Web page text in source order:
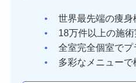
世界最先端の痩身
18万件以上の施
全室完全個室で
多彩なメニュー